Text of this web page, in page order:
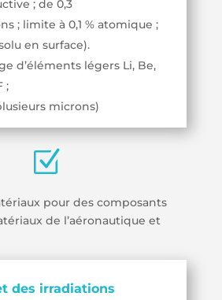
; de 0,3
; limite à 0,1 % atomique ;
en surface).
d’éléments légers Li, Be,
;
microns)
Z
pour des composants
de l’aéronautique et
des irradiations